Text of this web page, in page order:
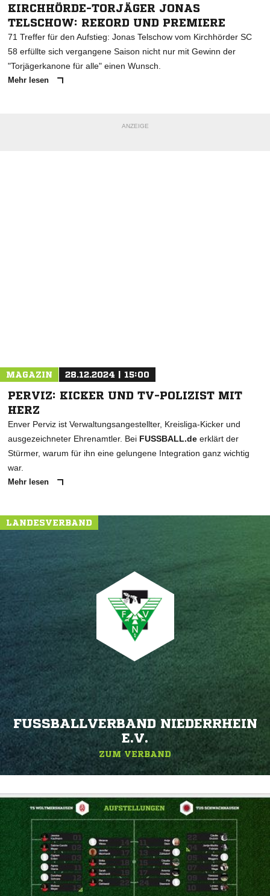
KIRCHHÖRDE-TORJÄGER JONAS
TELSCHOW: REKORD UND PREMIERE
71 Treffer für den Aufstieg: Jonas Telschow vom Kirchhörder SC
58 erfüllte sich vergangene Saison nicht nur mit Gewinn der
"Torjägerkanone für alle" einen Wunsch.
Mehr lesen
ANZEIGE
MAGAZIN 28.12.2024 | 15:00
PERVIZ: KICKER UND TV-POLIZIST MIT
HERZ
Enver Perviz ist Verwaltungsangestellter, Kreisliga-Kicker und
ausgezeichneter Ehrenamtler. Bei FUSSBALL.de erklärt der
Stürmer, warum für ihn eine gelungene Integration ganz wichtig
war.
Mehr lesen
LANDESVERBAND
FUSSBALLVERBAND NIEDERRHEIN E
.V.
ZUM VERBAND